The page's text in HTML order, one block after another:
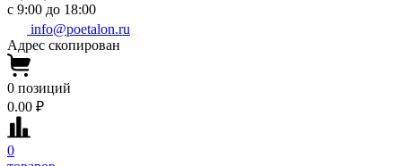
с 9:00 до 18:00
info@poetalon.ru
Адрес скопирован
0 позиций
0.00 ₽
0